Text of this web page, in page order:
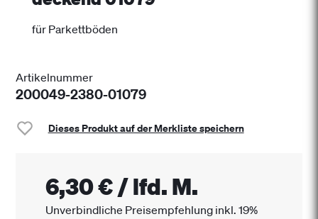
für Parkettböden
Artikelnummer
200049-2380-01079
Dieses Produkt auf der Merkliste speichern
6,30 €/lfd. M.
Unverbindliche Preisempfehlung inkl. 19%